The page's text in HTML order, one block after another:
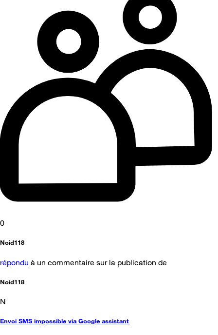
0
Noid118
répondu à un commentaire sur la publication de
Noid118
N
Envoi SMS impossible via Google assistant